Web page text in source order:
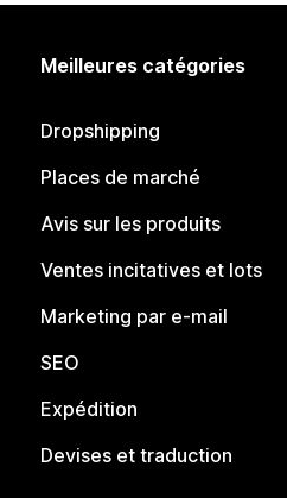
Meilleures catégories
Dropshipping
Places de marché
Avis sur les produits
Ventes incitatives et lots
Marketing par e-mail
SEO
Expédition
Devises et traduction